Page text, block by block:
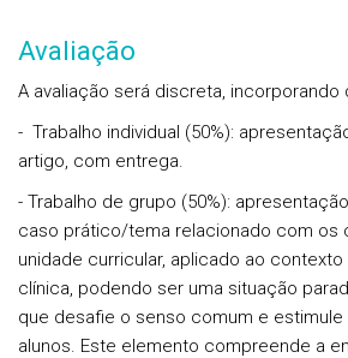
Avaliação
A avaliação será discreta, incorporando
- Trabalho individual (50%):
artigo, com entrega.
- Trabalho de grupo (50%):
caso prático/tema relacionado com os
unidade curricular, aplicado ao
clínica, podendo ser uma situação
que desafie o senso comum e
alunos. Este elemento compreende a